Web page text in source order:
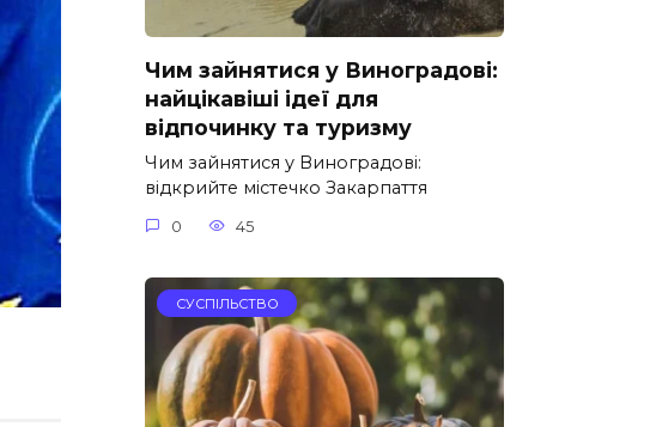
Чим зайнятися у Виноградові:
найцікавіші ідеї для
відпочинку та туризму
Чим зайнятися у Виноградові:
відкрийте містечко Закарпаття
0 45
СУСПІЛЬСТВО